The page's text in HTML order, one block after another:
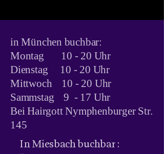
in München buchbar:
Montag 10 - 20 Uhr
Dienstag 10 - 20 Uhr
Mittwoch 10 - 20 Uhr
Sammstag 9 - 17 Uhr
Bei Hairgott Nymphenburger Str.
145
In Miesbach buchbar :